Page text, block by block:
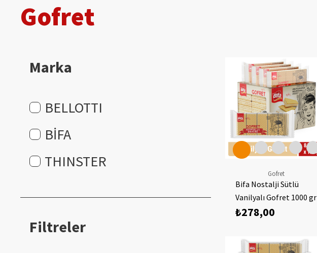
Gofret
Marka
BELLOTTI
BİFA
THINSTER
Filtreler
Gofret
Bifa Nostalji Sütlü
Vanilyalı Gofret 1000 gr
₺278,00